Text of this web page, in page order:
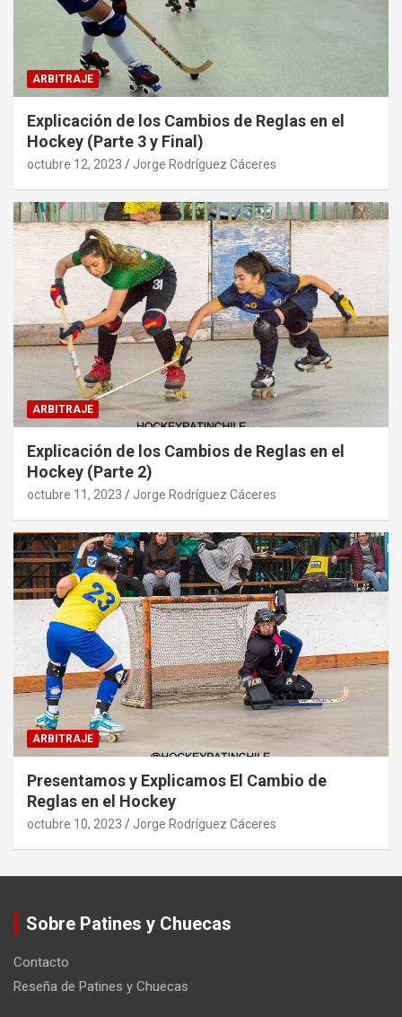
ARBITRAJE
Explicación de los Cambios de Reglas en el
Hockey (Parte 3 y Final)
octubre 12, 2023 Jorge Rodríguez Cáceres
ARBITRAJE
Explicación de los Cambios de Reglas en el
Hockey (Parte 2)
octubre 11, 2023 Jorge Rodríguez Cáceres
ARBITRAJE
Presentamos y Explicamos El Cambio de
Reglas en el Hockey
octubre 10, 2023 Jorge Rodríguez Cáceres
Sobre Patines y Chuecas
Contacto
Reseña de Patines y Chuecas